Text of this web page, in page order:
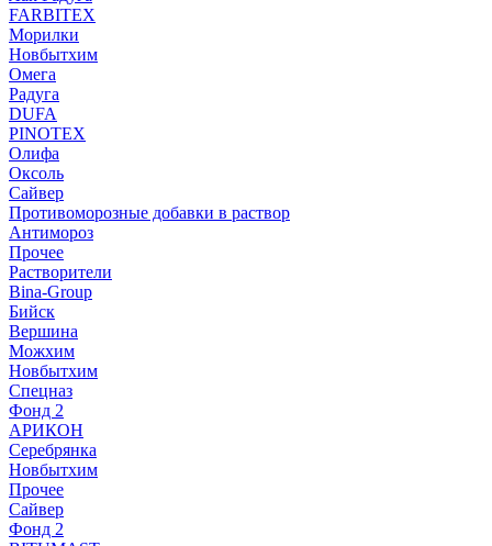
FARBITEX
Морилки
Новбытхим
Омега
Радуга
DUFA
PINOTEX
Олифа
Оксоль
Сайвер
Противоморозные добавки в раствор
Антимороз
Прочее
Растворители
Bina-Group
Бийск
Вершина
Можхим
Новбытхим
Спецназ
Фонд 2
АРИКОН
Серебрянка
Новбытхим
Прочее
Сайвер
Фонд 2